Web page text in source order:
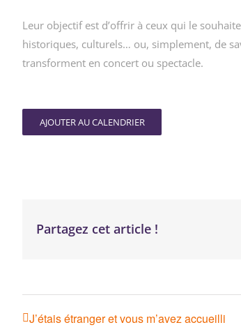
Leur objectif est d’offrir à ceux qui le
historiques, culturels… ou, simplement, de
transforment en concert ou spectacle.
AJOUTER AU CALENDRIER
Partagez cet article !
J’étais étranger et vous m’avez accueilli